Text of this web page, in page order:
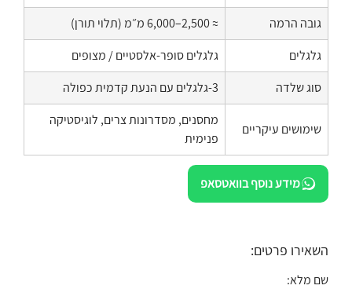
גובה הרמה
≈ 2,500–6,000 מ״מ (תלוי תורן)
גלגלים
גלגלים סופר-אלסטיים / מצופים
סוג שלדה
3-גלגלים עם הנעת קדמית כפולה
שימושים עיקריים
מחסנים, מסדרונות צרים, לוגיסטיקה
פנימית
מידע נוסף בוואטסאפ
השאירו פרטים:
שם מלא: